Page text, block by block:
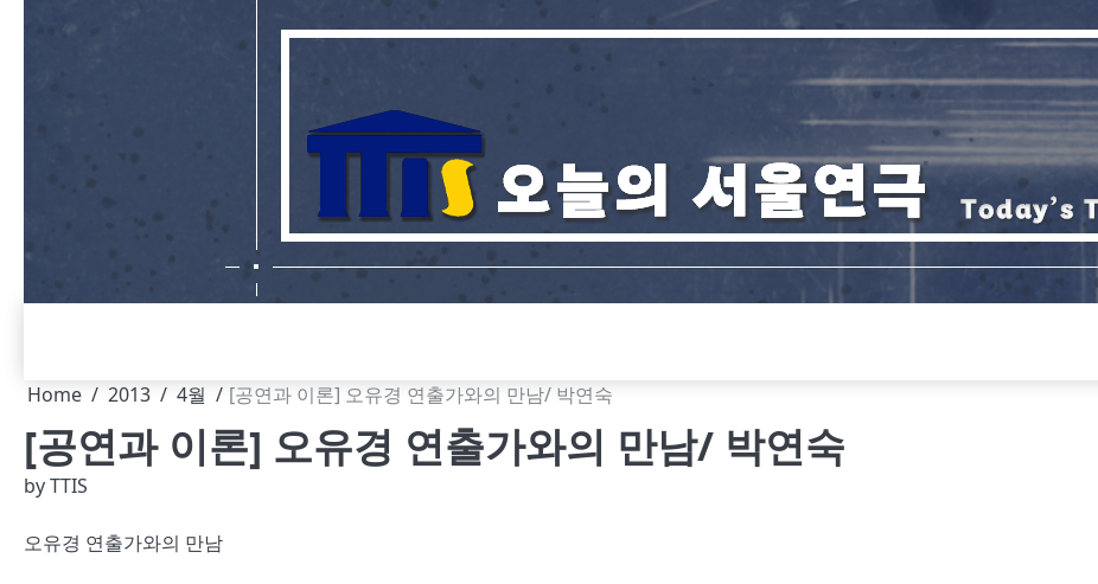
Home 2013 4월 [공연과 이론] 오유경 연출가와의 만남/ 박연숙
[공연과 이론] 오유경 연출가와의 만남/ 박연숙
byTTIS
오유경 연출가와의 만남